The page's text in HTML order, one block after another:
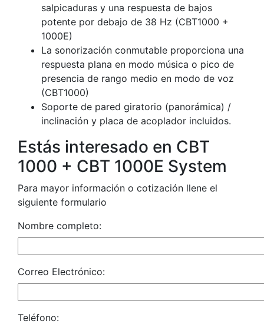
salpicaduras y una respuesta de bajos
potente por debajo de 38 Hz (CBT1000 +
1000E)
La sonorización conmutable proporciona una
respuesta plana en modo música o pico de
presencia de rango medio en modo de voz
(CBT1000)
Soporte de pared giratorio (panorámica) /
inclinación y placa de acoplador incluidos.
Estás interesado en CBT
1000 + CBT 1000E System
Para mayor información o cotización llene el
siguiente formulario
Nombre completo:
Correo Electrónico:
Teléfono: